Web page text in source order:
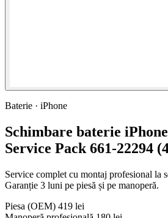
Baterie · iPhone
Schimbare baterie
Service Pack 661-22294
Service complet cu montaj profesional la
Garanție 3 luni pe piesă și pe manoperă.
Piesa (OEM) 419 lei